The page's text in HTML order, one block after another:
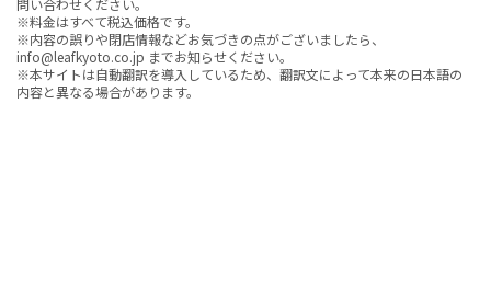
問い合わせください。
※料金はすべて税込価格です。
※内容の誤りや閉店情報などお気づきの点がございましたら、
info@leafkyoto.co.jp までお知らせください。
※本サイトは自動翻訳を導入しているため、翻訳文によって本来の日本語の
内容と異なる場合があります。